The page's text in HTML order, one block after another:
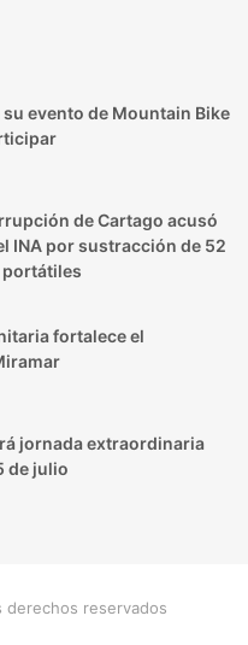
evento de Mountain Bike
de Cartago acusó
INA por sustracción de 52
fortalece el
jornada extraordinaria
de julio
reservados